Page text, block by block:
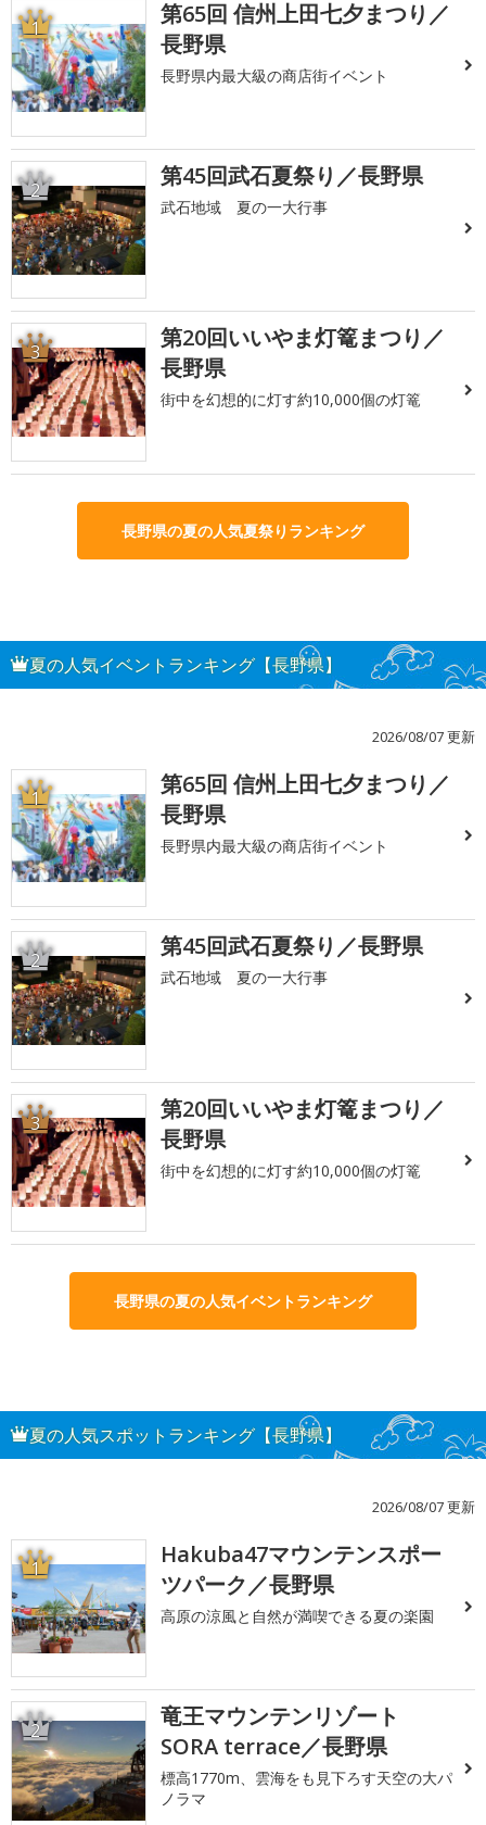
1
第65回 信州上田七夕まつり／
長野県
長野県内最大級の商店街イベント
2 第45回武石夏祭り／長野県
武石地域 夏の一大行事
3
第20回いいやま灯篭まつり／
長野県
街中を幻想的に灯す約10,000個の灯篭
長野県の夏の人気夏祭りランキング
夏の人気イベントランキング【長野県】
2026/08/07 更新
1
第65回 信州上田七夕まつり／
長野県
長野県内最大級の商店街イベント
2 第45回武石夏祭り／長野県
武石地域 夏の一大行事
3
第20回いいやま灯篭まつり／
長野県
街中を幻想的に灯す約10,000個の灯篭
長野県の夏の人気イベントランキング
夏の人気スポットランキング【長野県】
2026/08/07 更新
1
Hakuba47マウンテンスポー
ツパーク／長野県
高原の涼風と自然が満喫できる夏の楽園
2
竜王マウンテンリゾート
SORA terrace／長野県
標高1770m、雲海をも見下ろす天空の大パ
ノラマ